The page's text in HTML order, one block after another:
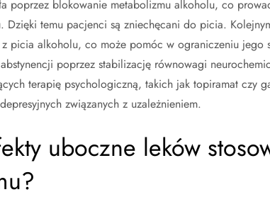
poprzez blokowanie metabolizmu alkoholu, co
Dzięki temu pacjenci są zniechęcani do picia.
z picia alkoholu, co może pomóc w ograniczeniu
poprzez stabilizację równowagi
terapię psychologiczną, takich jak topiramat czy
związanych z uzależnieniem.
uboczne leków